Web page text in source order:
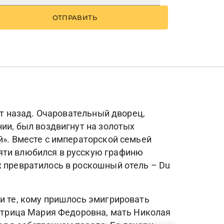
ОТПРАВИТЬ
назад. Очаровательный дворец,
был воздвигнут на золотых
Вместе с императорской семьей
влюбился в русскую графиню
в роскошный отель – Du
те, кому пришлось эмигрировать
Мария Федоровна, мать Николая